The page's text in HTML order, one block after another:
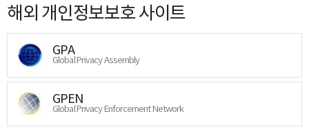
해외 개인정보보호 사이트
GPA
Global Privacy Assembly
GPEN
Global Privacy Enforcement Network